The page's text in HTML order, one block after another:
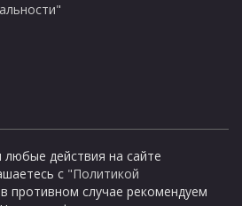
действия на сайте
с "Политикой
противном случае рекомендуем